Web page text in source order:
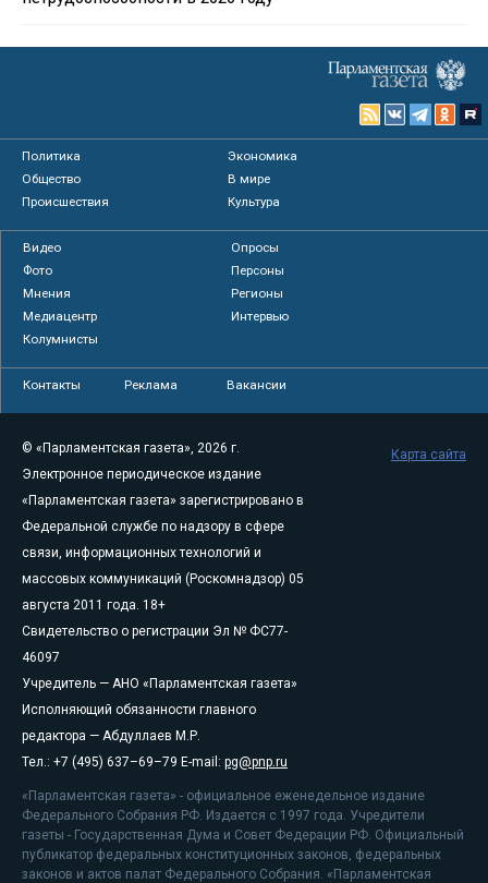
Политика
Экономика
Общество
В мире
Происшествия
Культура
Видео
Опросы
Фото
Персоны
Мнения
Регионы
Медиацентр
Интервью
Колумнисты
Контакты Реклама Вакансии
© «Парламентская газета», 2026 г.
Электронное периодическое издание
«Парламентская газета» зарегистрировано в
Федеральной службе по надзору в сфере
связи, информационных технологий и
массовых коммуникаций (Роскомнадзор) 05
августа 2011 года. 18+
Свидетельство о регистрации Эл № ФС77-
46097
Учредитель — АНО «Парламентская газета»
Исполняющий обязанности главного
редактора — Абдуллаев М.Р.
Тел.: +7 (495) 637–69–79 E-mail: pg@pnp.ru
«Парламентская газета» - официальное еженедельное издание
Федерального Собрания РФ. Издается с 1997 года. Учредители
газеты - Государственная Дума и Совет Федерации РФ. Официальный
публикатор федеральных конституционных законов, федеральных
законов и актов палат Федерального Собрания. «Парламентская
Карта сайта